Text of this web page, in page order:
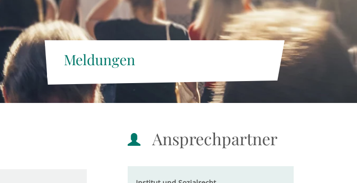
Meldungen
Ansprechpartner